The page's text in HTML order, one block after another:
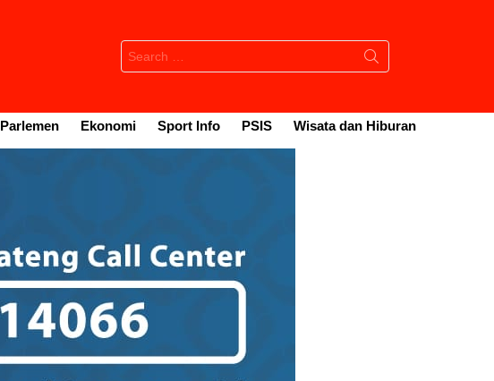
Search
for:
Parlemen Ekonomi Sport Info PSIS Wisata dan Hiburan